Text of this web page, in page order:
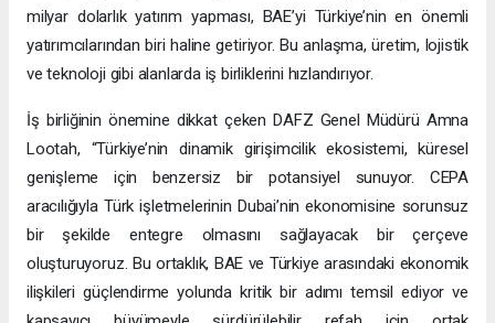
milyar dolarlık yatırım yapması, BAE’yi Türkiye’nin en önemli
yatırımcılarından biri haline getiriyor. Bu anlaşma, üretim, lojistik
ve teknoloji gibi alanlarda iş birliklerini hızlandırıyor.
İş birliğinin önemine dikkat çeken DAFZ Genel Müdürü Amna
Lootah, “Türkiye’nin dinamik girişimcilik ekosistemi, küresel
genişleme için benzersiz bir potansiyel sunuyor. CEPA
aracılığıyla Türk işletmelerinin Dubai’nin ekonomisine sorunsuz
bir şekilde entegre olmasını sağlayacak bir çerçeve
oluşturuyoruz. Bu ortaklık, BAE ve Türkiye arasındaki ekonomik
ilişkileri güçlendirme yolunda kritik bir adımı temsil ediyor ve